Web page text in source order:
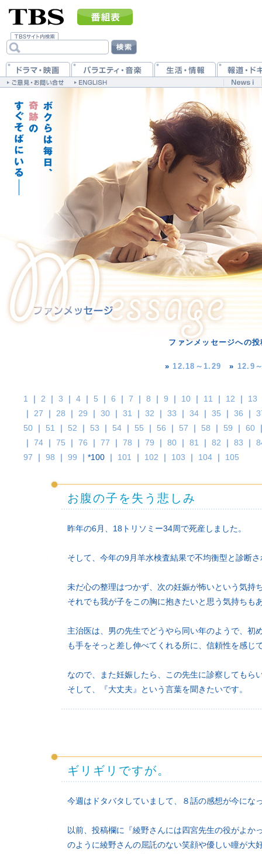
ファンメッセージへの
»12.18～1.29 » 12.9
1 ｜ 2 ｜ 3 ｜ 4 ｜ 5 ｜ 6 ｜ 7 ｜ 8 ｜ 9 ｜ 10 ｜ 11 ｜ 12 ｜ 13
｜ 27 ｜ 28 ｜ 29 ｜ 30 ｜ 31 ｜ 32 ｜ 33 ｜ 34 ｜ 35 ｜ 36 ｜
50 ｜ 51 ｜ 52 ｜ 53 ｜ 54 ｜ 55 ｜ 56 ｜ 57 ｜ 58 ｜ 59 ｜ 60
｜ 74 ｜ 75 ｜ 76 ｜ 77 ｜ 78 ｜ 79 ｜ 80 ｜ 81 ｜ 82 ｜ 83 ｜
97 ｜ 98 ｜ 99 ｜*100 ｜ 101 ｜ 102 ｜ 103 ｜ 104 ｜ 105
お腹の子を失う悲しみ
昨年の6月、18トリソミー34周で死産しました。
そして、今年の9月羊水検査結果で不均衡型と診断
未だ心の整理はつかず、次の妊娠が怖いという気持
それでも我が子をこの胸に抱きたいと思う気持ちも
主治医は、男の先生でどうやら同い年のようで、初
も手をそっと差し伸べてくれる所に、信頼性を感じ
なので、また妊娠したら、この先生に診察してもら
そして、『大丈夫』という言葉を聞きたいです。
ギリギリですが。
今週はドタバタしていまして、８話の感想が今にな
以前、投稿欄に『綾野さんには四宮先生の役がよ
のように綾野さんの屈託のない笑顔や優しい瞳が大